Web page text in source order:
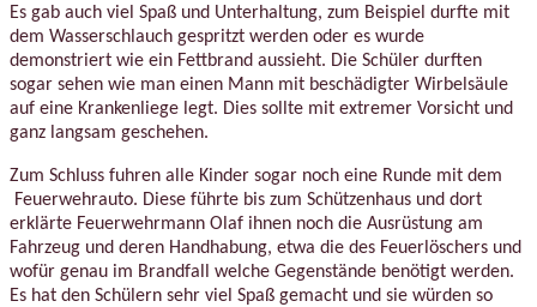
Es gab auch viel Spaß und Unterhaltung, zum Beispiel durfte mit
dem Wasserschlauch gespritzt werden oder es wurde
demonstriert wie ein Fettbrand aussieht. Die Schüler durften
sogar sehen wie man einen Mann mit beschädigter Wirbelsäule
auf eine Krankenliege legt. Dies sollte mit extremer Vorsicht und
ganz langsam geschehen.
Zum Schluss fuhren alle Kinder sogar noch eine Runde mit dem
Feuerwehrauto. Diese führte bis zum Schützenhaus und dort
erklärte Feuerwehrmann Olaf ihnen noch die Ausrüstung am
Fahrzeug und deren Handhabung, etwa die des Feuerlöschers und
wofür genau im Brandfall welche Gegenstände benötigt werden.
Es hat den Schülern sehr viel Spaß gemacht und sie würden so